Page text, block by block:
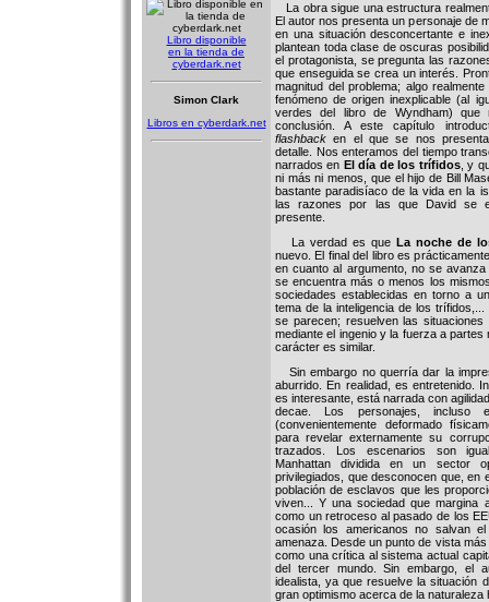
Libro disponible
en la tienda de
cyberdark.net
Simon Clark
Libros en cyberdark.net
La obra sigue una estructura
El autor nos presenta un personaje de
en una situación desconcertante e
plantean toda clase de oscuras
el protagonista, se pregunta las
que enseguida se crea un interés.
magnitud del problema; algo
fenómeno de origen inexplicable (al
verdes del libro de Wyndham)
conclusión. A este capítulo
flashback en el que se nos
detalle. Nos enteramos del tiempo
narrados en El día de los trífidos, y
ni más ni menos, que el hijo de Bill
bastante paradisíaco de la vida en la
las razones por las que David se
presente.
La verdad es que La noche de
nuevo. El final del libro es
en cuanto al argumento, no se
se encuentra más o menos los
sociedades establecidas en torno a
tema de la inteligencia de los
se parecen; resuelven las
mediante el ingenio y la fuerza a
carácter es similar.
Sin embargo no querría dar la
aburrido. En realidad, es entretenido.
es interesante, está narrada con
decae. Los personajes,
(convenientemente deformado
para revelar externamente su
trazados. Los escenarios son
Manhattan dividida en un sector
privilegiados, que desconocen que, en
población de esclavos que les
viven... Y una sociedad que margina
como un retroceso al pasado de los
ocasión los americanos no salvan
amenaza. Desde un punto de vista
como una crítica al sistema actual
del tercer mundo. Sin embargo, el
idealista, ya que resuelve la situación
gran optimismo acerca de la naturaleza